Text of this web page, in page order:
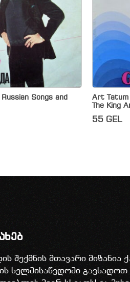
Russian Songs and
Art Tatum
The King
55 GEL
შექმნის მთავარი მიზანია
ხელმისაწვდომი